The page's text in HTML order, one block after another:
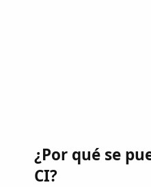
¿Por qué se
CI?